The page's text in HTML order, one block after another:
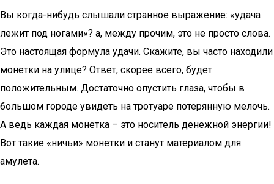
Вы когда-нибудь слышали странное выражение: «удача
лежит под ногами»? а, между прочим, это не просто слова.
Это настоящая формула удачи. Скажите, вы часто находили
монетки на улице? Ответ, скорее всего, будет
положительным. Достаточно опустить глаза, чтобы в
большом городе увидеть на тротуаре потерянную мелочь.
А ведь каждая монетка – это носитель денежной энергии!
Вот такие «ничьи» монетки и станут материалом для
амулета.